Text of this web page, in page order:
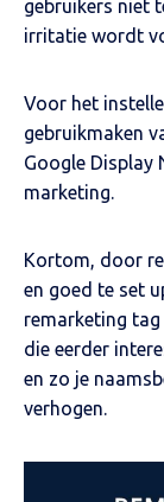
gebruikers niet
irritatie wordt
Voor het
gebruikmaken
Google Display
marketing.
Kortom, door
en goed te set
remarketing
die eerder
en zo je
verhogen.